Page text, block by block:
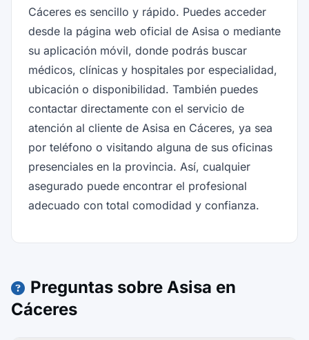
Cáceres es sencillo y rápido. Puedes acceder
desde la página web oficial de Asisa o mediante
su aplicación móvil, donde podrás buscar
médicos, clínicas y hospitales por especialidad,
ubicación o disponibilidad. También puedes
contactar directamente con el servicio de
atención al cliente de Asisa en Cáceres, ya sea
por teléfono o visitando alguna de sus oficinas
presenciales en la provincia. Así, cualquier
asegurado puede encontrar el profesional
adecuado con total comodidad y confianza.
Preguntas sobre Asisa en
Cáceres